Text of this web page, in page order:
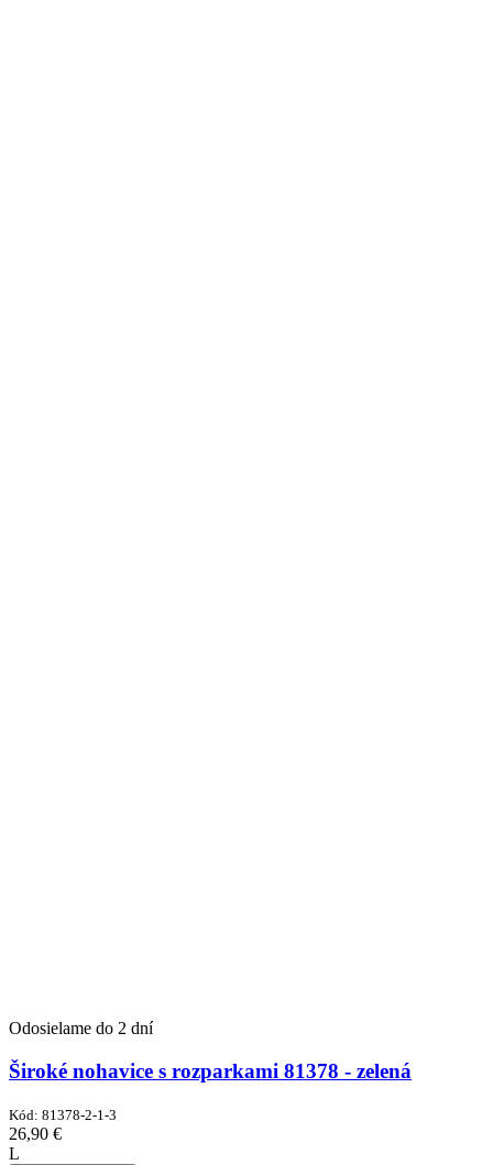
Odosielame do 2 dní
Široké nohavice s rozparkami 81378 - zelená
Kód: 81378-2-1-3
26,90 €
L